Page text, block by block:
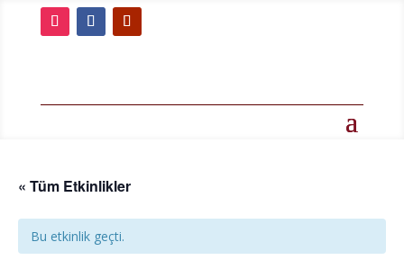
« Tüm Etkinlikler
Bu etkinlik geçti.